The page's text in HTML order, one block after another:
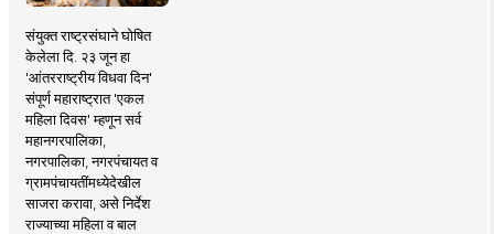
संयुक्त राष्ट्रसंघाने घोषित
केलेला दि. २३ जून हा
'आंतरराष्ट्रीय विधवा दिन'
संपूर्ण महाराष्ट्रात 'एकल
महिला दिवस' म्हणून सर्व
महानगरपालिका,
नगरपालिका, नगरपंचायत व
ग्रामपंचायतींमध्येदेखील
साजरा करावा, असे निर्देश
राज्याच्या महिला व बाल